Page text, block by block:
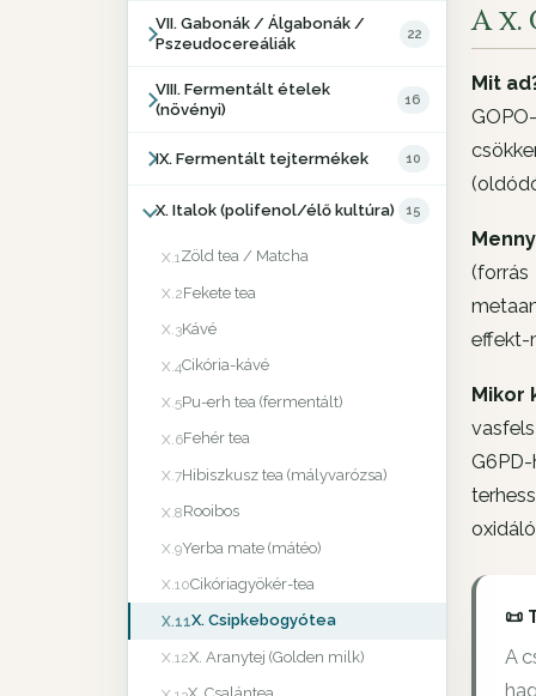
VII. Gabonák / Álgabonák /
Pszeudocereáliák
22
VIII. Fermentált ételek
(növényi)
16
IX. Fermentált tejtermékek 10
X. Italok (polifenol/élő kultúra) 15
X.1 Zöld tea / Matcha
X.2Fekete tea
X.3Kávé
X.4Cikória-kávé
X.5Pu-erh tea (fermentált)
X.6Fehér tea
X.7Hibiszkusz tea (mályvarózsa)
X.8Rooibos
X.9Yerba mate (mátéo)
X.10Cikóriagyökér-tea
X.11X. Csipkebogyótea
X.12X. Aranytej (Golden milk)
A
Mit
(forrás
effekt-
Mikor
📜
A